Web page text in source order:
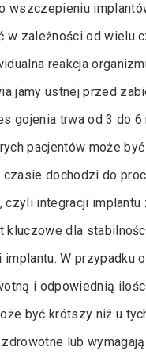
wszczepieniu
w zależności od wielu
reakcja
jamy ustnej przed
gojenia trwa od 3 do 6
pacjentów może
czasie dochodzi do
czyli integracji implantu
kluczowe dla
implantu. W przypadku
i odpowiednią
być krótszy niż u
lub wymagają